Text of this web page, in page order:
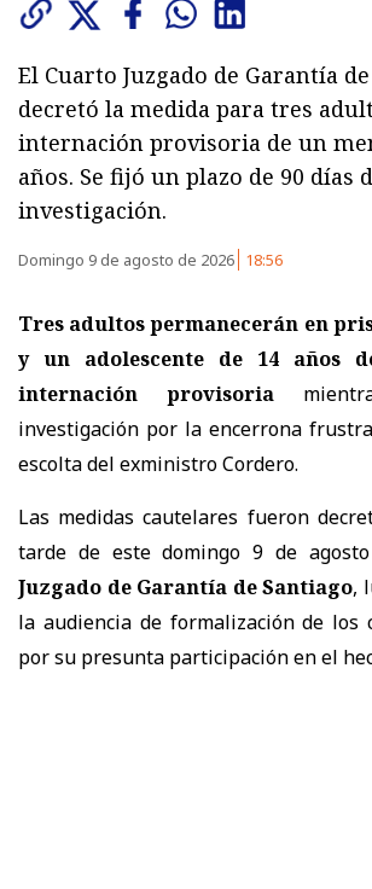
El Cuarto Juzgado de Garantía
decretó la medida para tres
internación provisoria de un
años. Se fijó un plazo de 90 días
investigación.
Domingo 9 de agosto de 2026 18:56
Tres adultos permanecerán en
y un adolescente de 14 años
internación provisoria
investigación por la encerrona
escolta del exministro Cordero.
Las medidas cautelares fueron
tarde de este domingo 9 de
Juzgado de Garantía de Santiago,
la audiencia de formalización de los
por su presunta participación en el